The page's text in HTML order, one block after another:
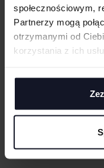
społecznościowym,
Partnerzy mogą
otrzymanymi od
korzystania z ich
CERTYFIKATY
TECHNIKI ZDOBIENIA
Haft komputerowy
poliestrowymi nićmi za
Sitodruk to technika